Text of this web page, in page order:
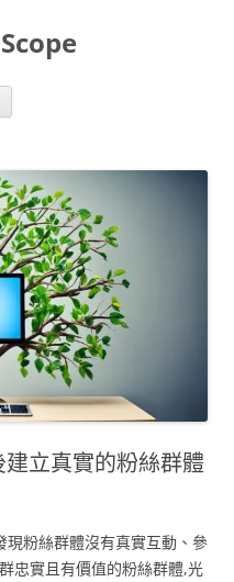
立真實的粉絲群體
粉絲群體沒有真實互動、參
忠實且有價值的粉絲群體,光